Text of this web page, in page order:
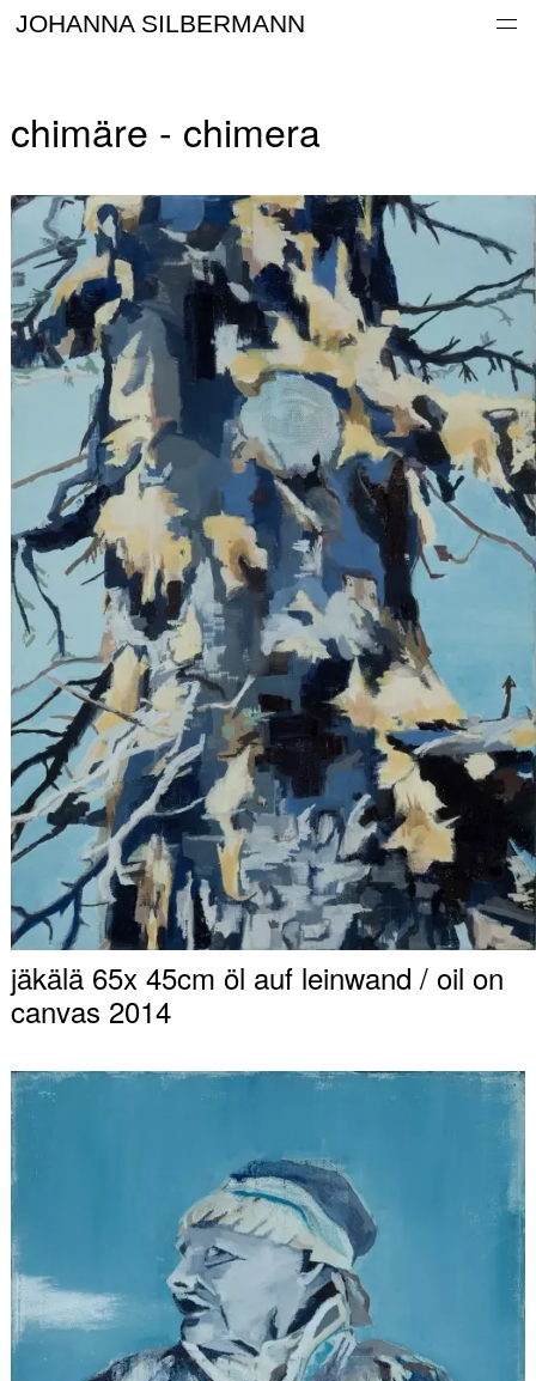
Work
Contact
JOHANNA SILBERMANN
chimäre - chimera
jäkälä 65x 45cm öl auf leinwand / oil on
canvas 2014